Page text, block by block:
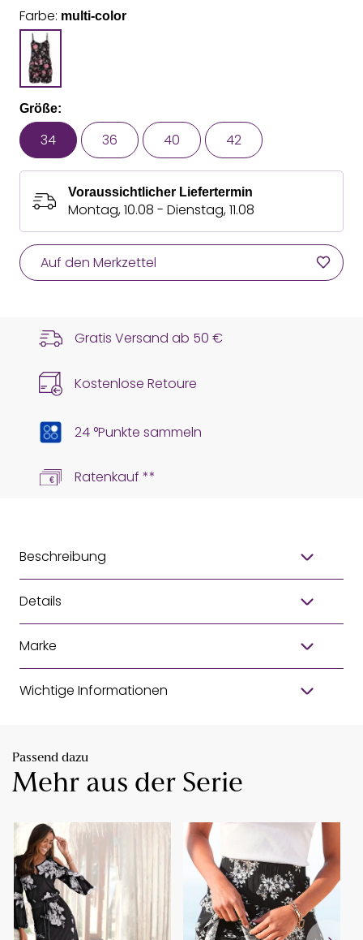
Farbe: multi-color
Größe:
34 36 40 42
Voraussichtlicher Liefertermin
Montag, 10.08 - Dienstag, 11.08
Auf den Merkzettel
Gratis Versand ab 50 €
Kostenlose Retoure
24 °Punkte sammeln
Ratenkauf **
Beschreibung
Details
Marke
Wichtige Informationen
Passend dazu
Mehr aus der Serie